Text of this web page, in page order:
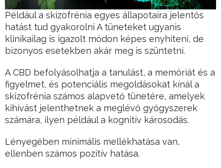
Például a skizofrénia egyes állapotaira jelentős
hatást tud gyakorolni A tüneteket ugyanis
klinikailag is igazolt módon képes enyhíteni, de
bizonyos esetekben akár meg is szüntetni.
A CBD befolyásolhatja a tanulást, a memóriát és a
figyelmet, és potenciális megoldásokat kínál a
skizofrénia számos alapvető tünetére, amelyek
kihívást jelenthetnek a meglévő gyógyszerek
számára, ilyen például a kognitív károsodás.
Lényegében minimális mellékhatása van,
ellenben számos pozitív hatása.